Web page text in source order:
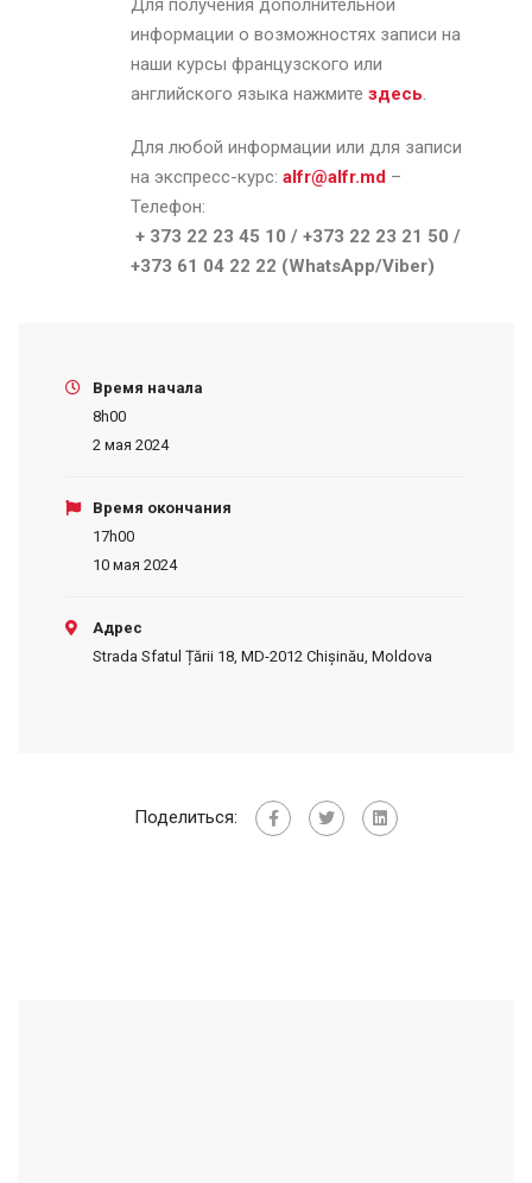
Для получения дополнительной
информации о возможностях записи на
наши курсы французского или
английского языка нажмите здесь.
Для любой информации или для записи
на экспресс-курс: alfr@alfr.md –
Телефон:
+ 373 22 23 45 10 / +373 22 23 21 50 /
+373 61 04 22 22 (WhatsApp/Viber)
Время начала
8h00
2 мая 2024
Время окончания
17h00
10 мая 2024
Адрес
Strada Sfatul Țării 18, MD-2012 Chișinău, Moldova
Поделиться: